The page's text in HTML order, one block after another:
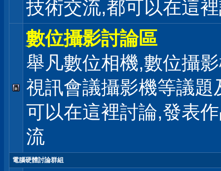
技術交流,都可以在這
數位攝影討論區
舉凡數位相機,數位攝
視訊會議攝影機等議題
可以在這裡討論,發表
流
電腦硬體討論群組